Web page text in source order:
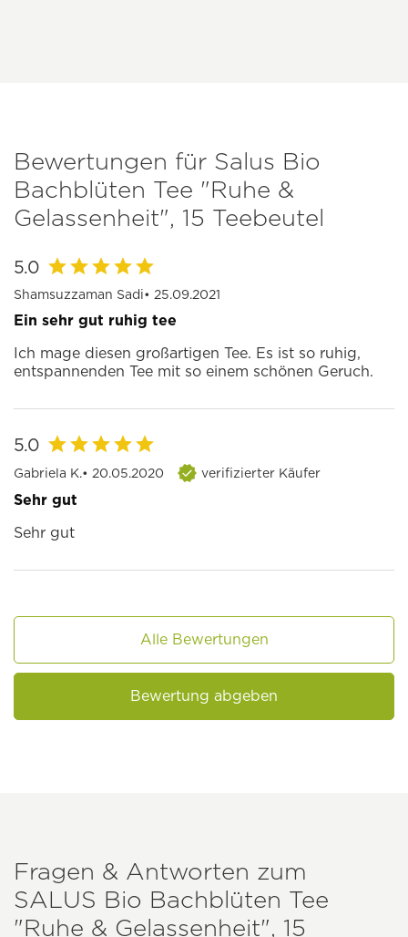
Bewertungen für Salus Bio
Bachblüten Tee "Ruhe &
Gelassenheit", 15 Teebeutel
5.0
Shamsuzzaman Sadi• 25.09.2021
Ein sehr gut ruhig tee
Ich mage diesen großartigen Tee. Es ist so ruhig,
entspannenden Tee mit so einem schönen Geruch.
5.0
Gabriela K.• 20.05.2020 verifizierter Käufer
Sehr gut
Sehr gut
Alle Bewertungen
Bewertung abgeben
Fragen & Antworten zum
SALUS Bio Bachblüten Tee
"Ruhe & Gelassenheit", 15